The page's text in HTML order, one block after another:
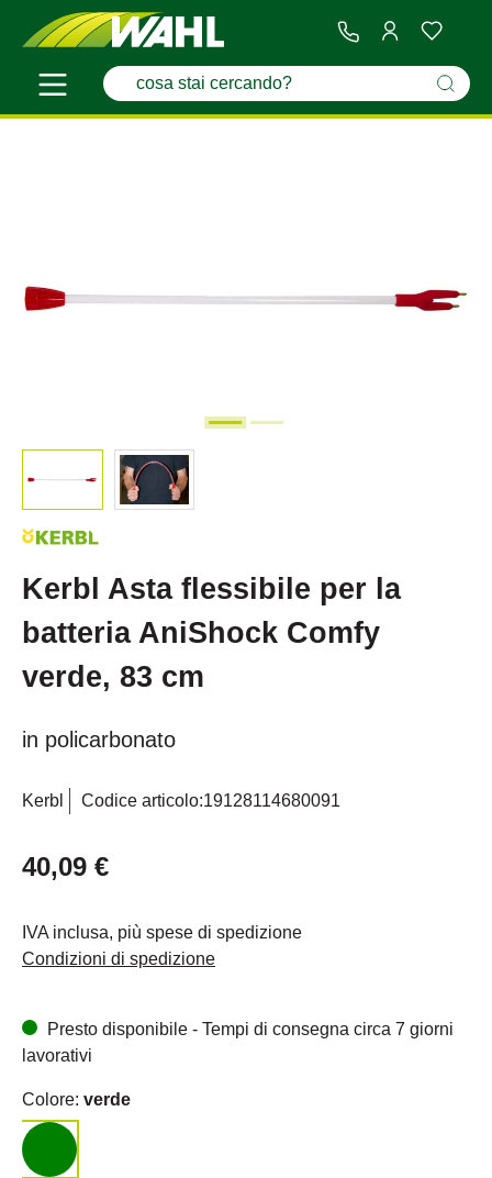
Kerbl Asta flessibile per la
batteria AniShock Comfy
verde, 83 cm
in policarbonato
Kerbl Codice articolo:19128114680091
40,09 €
IVA inclusa, più spese di spedizione
Condizioni di spedizione
Presto disponibile - Tempi di consegna circa 7 giorni
lavorativi
Colore: verde